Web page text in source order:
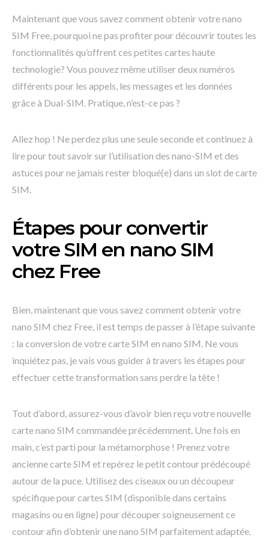
Maintenant que vous savez comment obtenir votre nano
SIM Free, pourquoi ne pas profiter pour découvrir toutes les
fonctionnalités qu’offrent ces petites cartes haute
technologie? Vous pouvez même utiliser deux numéros
différents pour les appels, les messages et les données
grâce à Dual-SIM. Pratique, n’est-ce pas ?
Allez hop ! Ne perdez plus une seule seconde et continuez à
lire pour tout savoir sur l’utilisation des nano-SIM et des
astuces pour ne jamais rester bloqué(e) dans un slot de carte
SIM.
Étapes pour convertir
votre SIM en nano SIM
chez Free
Bien, maintenant que vous savez comment obtenir votre
nano SIM chez Free, il est temps de passer à l’étape suivante
: la conversion de votre carte SIM en nano SIM. Ne vous
inquiétez pas, je vais vous guider à travers les étapes pour
effectuer cette transformation sans perdre la tête !
Tout d’abord, assurez-vous d’avoir bien reçu votre nouvelle
carte nano SIM commandée précédemment. Une fois en
main, c’est parti pour la métamorphose ! Prenez votre
ancienne carte SIM et repérez le petit contour prédécoupé
autour de la puce. Utilisez des ciseaux ou un découpeur
spécifique pour cartes SIM (disponible dans certains
magasins ou en ligne) pour découper soigneusement ce
contour afin d’obtenir une nano SIM parfaitement adaptée.